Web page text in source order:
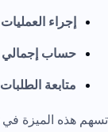
إجراء
حساب إجمالي
متابعة
تسهم هذه الميزة في